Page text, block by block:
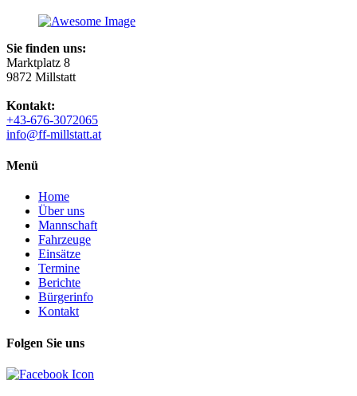
Sie finden uns:
Marktplatz 8
9872 Millstatt
Kontakt:
+43-676-3072065
info@ff-millstatt.at
Menü
Home
Über uns
Mannschaft
Fahrzeuge
Einsätze
Termine
Berichte
Bürgerinfo
Kontakt
Folgen Sie uns